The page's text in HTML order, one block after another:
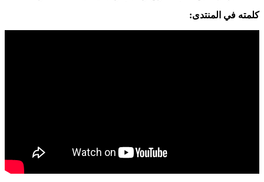
كلمته في المنتدى: